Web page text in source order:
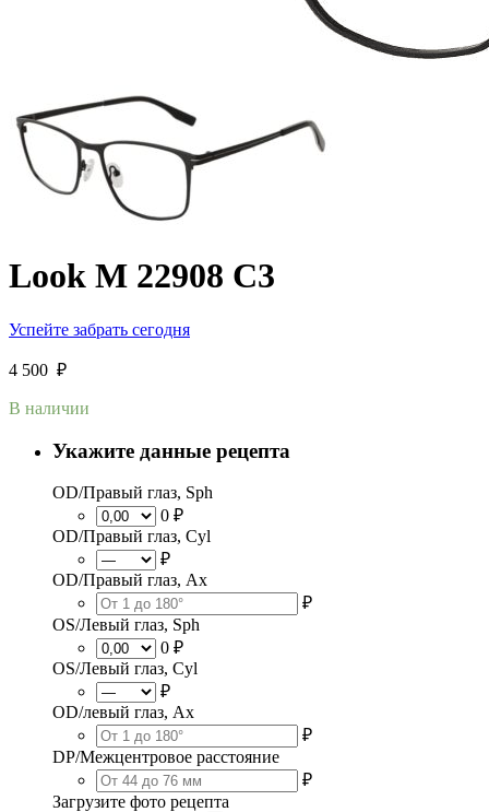
Look M 22908 C3
Успейте забрать сегодня
4 500 ₽
В наличии
Укажите данные рецепта
OD/Правый глаз, Sph
0 ₽
OD/Правый глаз, Cyl
₽
OD/Правый глаз, Ax
₽
OS/Левый глаз, Sph
0 ₽
OS/Левый глаз, Cyl
₽
OD/левый глаз, Ax
₽
DP/Межцентровое расстояние
₽
Загрузите фото рецепта